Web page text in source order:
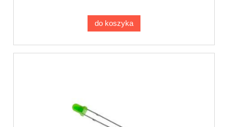
do koszyka